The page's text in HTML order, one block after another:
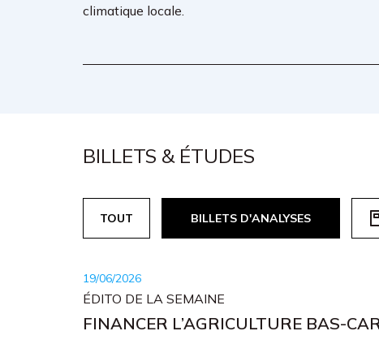
climatique locale.
BILLETS & ÉTUDES
TOUT BILLETS D'ANALYSES
19/06/2026
ÉDITO DE LA SEMAINE
FINANCER L’AGRICULTURE BAS-